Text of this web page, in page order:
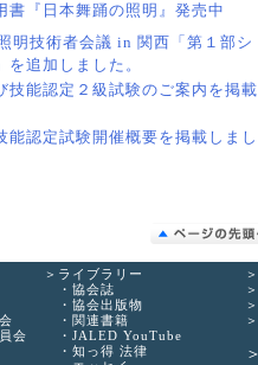
書『日本舞踊の照明』発売中
明技術者会議 in 関西「第１部シ
追加しました。
能認定２級試験のご案内を掲載
認定試験開催概要を掲載しまし
会
ライブラリー
協会誌
協会出版物
関連書籍
JALED YouTube
知っ得 法律